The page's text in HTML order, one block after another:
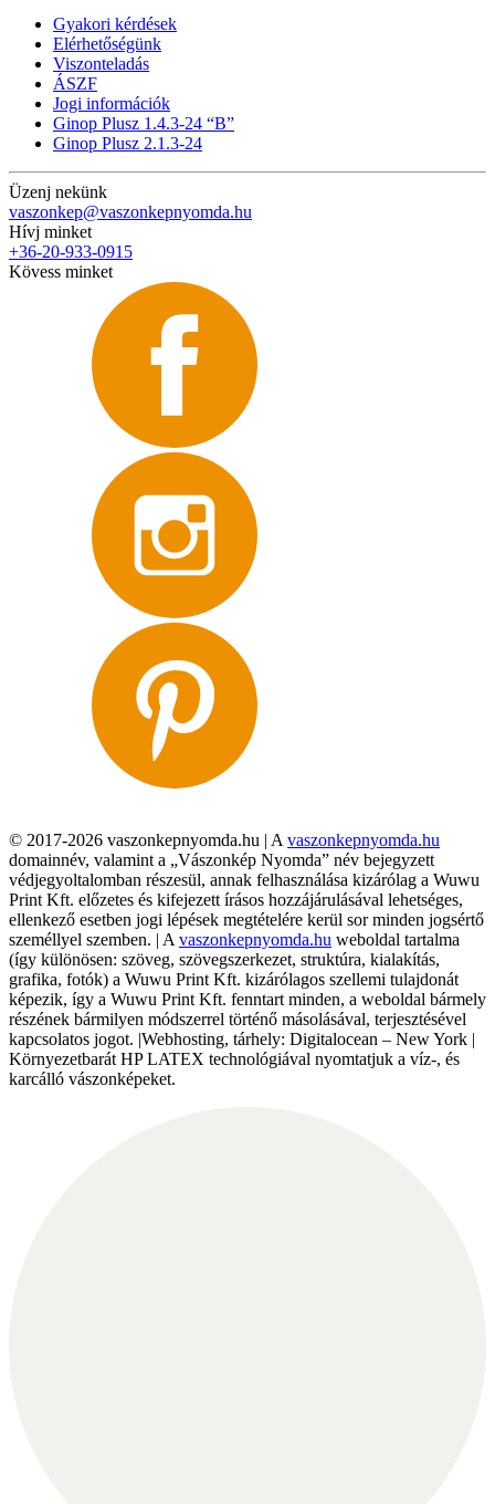
Gyakori kérdések
Elérhetőségünk
Viszonteladás
ÁSZF
Jogi információk
Ginop Plusz 1.4.3-24 “B”
Ginop Plusz 2.1.3-24
Üzenj nekünk
vaszonkep@vaszonkepnyomda.hu
Hívj minket
+36-20-933-0915
Kövess minket
© 2017-2026 vaszonkepnyomda.hu | A vaszonkepnyomda.hu
domainnév, valamint a „Vászonkép Nyomda” név bejegyzett
védjegyoltalomban részesül, annak felhasználása kizárólag a Wuwu
Print Kft. előzetes és kifejezett írásos hozzájárulásával lehetséges,
ellenkező esetben jogi lépések megtételére kerül sor minden jogsértő
személlyel szemben. | A vaszonkepnyomda.hu weboldal tartalma
(így különösen: szöveg, szövegszerkezet, struktúra, kialakítás,
grafika, fotók) a Wuwu Print Kft. kizárólagos szellemi tulajdonát
képezik, így a Wuwu Print Kft. fenntart minden, a weboldal bármely
részének bármilyen módszerrel történő másolásával, terjesztésével
kapcsolatos jogot. |Webhosting, tárhely: Digitalocean – New York |
Környezetbarát HP LATEX technológiával nyomtatjuk a víz-, és
karcálló vászonképeket.